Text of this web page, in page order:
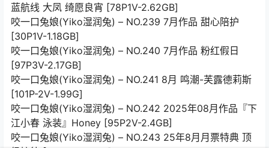
蓝航线 大凤 绮愿良宵 [78P1V-2.62GB]
咬一口兔娘(Yiko湿润兔) – NO.239 7月作品 甜心陪护
[30P1V-1.18GB]
咬一口兔娘(Yiko湿润兔) – NO.240 7月作品 粉红假日
[97P3V-2.17GB]
咬一口兔娘(Yiko湿润兔) – NO.241 8月 鸣潮-芙露德莉斯
[101P-2V-1.99G]
咬一口兔娘(Yiko湿润兔) – NO.242 2025年08月作品『下
江小春 泳装』Honey [95P2V-2.4GB]
咬一口兔娘(Yiko湿润兔) – NO.243 25年8月月票特典 顶